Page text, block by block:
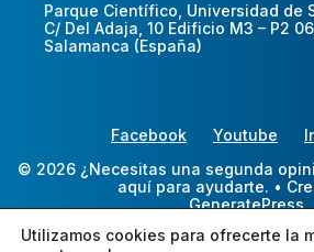
Parque Científico, Universidad de
C/ Del Adaja, 10 Edificio M3 – P2
Salamanca (España)
Facebook Youtube
© 2026 ¿Necesitas una segunda
aquí para ayudarte. •
GeneratePress
Utilizamos cookies para ofrecerte la